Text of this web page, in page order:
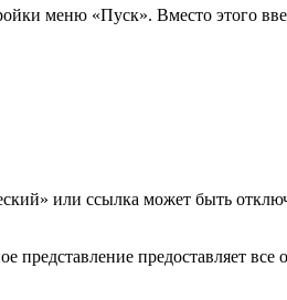
меню «Пуск». Вместо этого
или ссылка может быть
предоставляет